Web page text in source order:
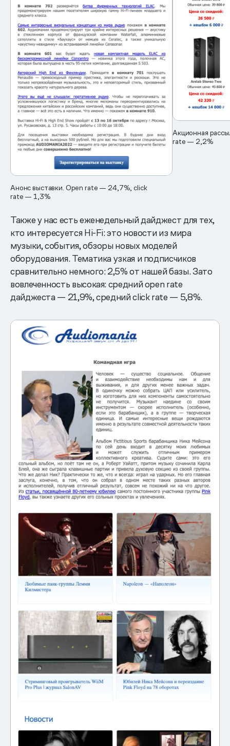
Анонс выставки. Open rate — 24,7%, click
rate — 1,3%
Акционная
rate — 2,2%
Также у нас есть еженедельный дайджест для тех,
кто интересуется Hi-Fi: это новости из мира
музыки, события, обзоры новых моделей
оборудования. Тематика узкая и подписчиков
сравнительно немного: 2,5% от нашей базы. Зато
вовлеченность высокая: средний open rate
дайджеста — 21,9%, средний click rate — 5,8%.